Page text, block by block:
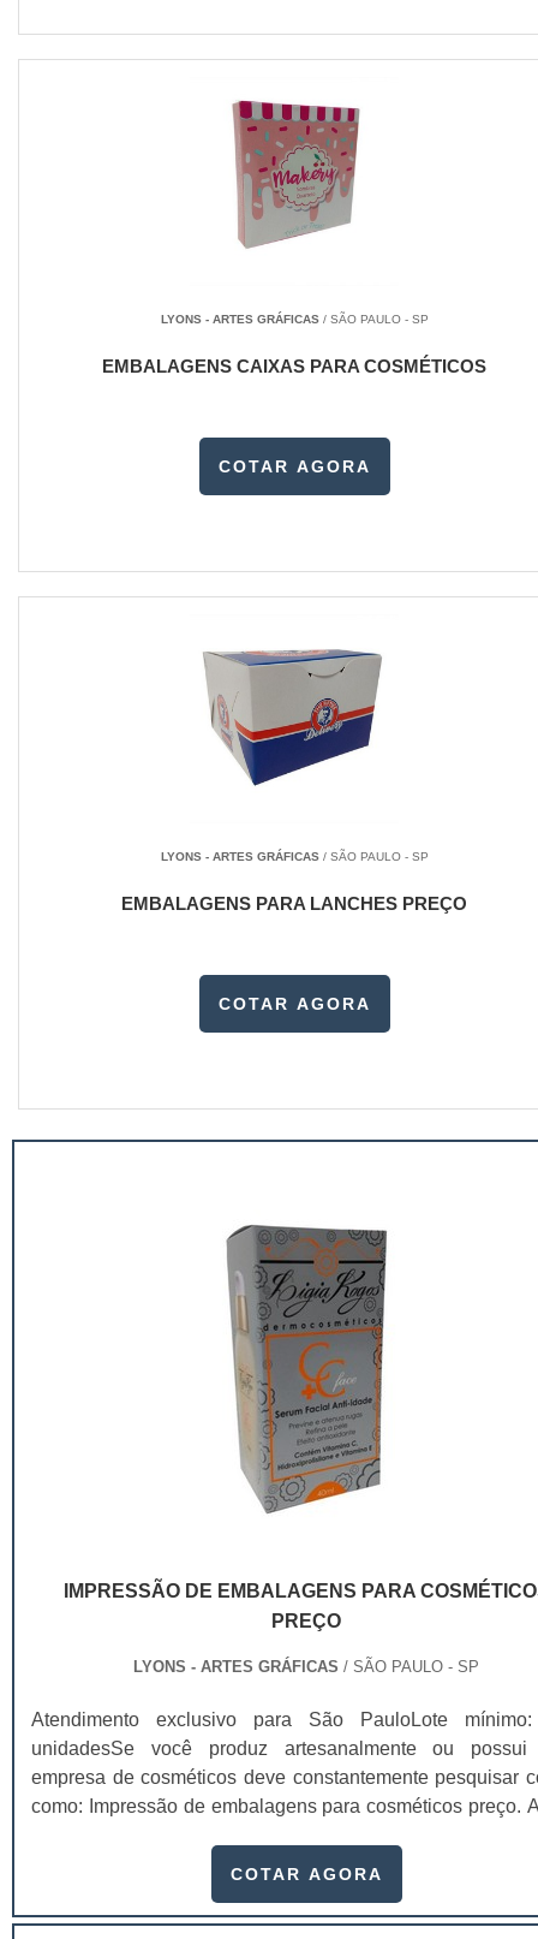
LYONS - ARTES GRÁFICAS/ SÃO PAULO - SP
EMBALAGENS CAIXAS PARA COSMÉTICOS
COTAR AGORA
LYONS - ARTES GRÁFICAS/ SÃO PAULO - SP
EMBALAGENS PARA LANCHES PREÇO
COTAR AGORA
IMPRESSÃO DE EMBALAGENS PARA
PREÇO
LYONS - ARTES GRÁFICAS / SÃO PAULO - SP
Atendimento exclusivo para São PauloLote
unidadesSe você produz artesanalmente ou possui
empresa de cosméticos deve constantemente pesquisar
como: Impressão de embalagens para cosméticos preço.
quem está no ramo. Até porque, o mercado de
de ser apenas um invólucro desses pr...
COTAR AGORA